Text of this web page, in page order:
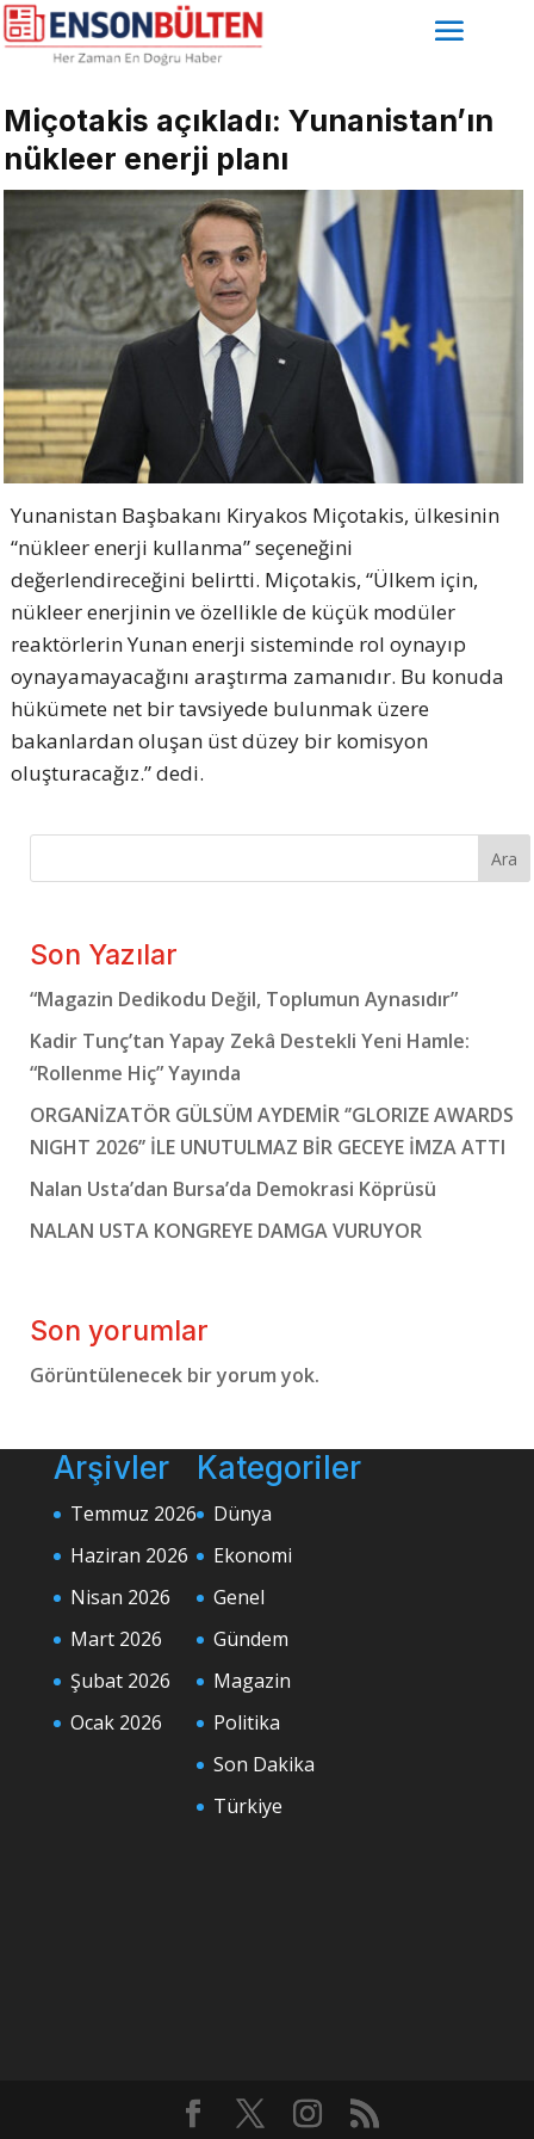
Miçotakis açıkladı: Yunanistan’ın
nükleer enerji planı
Yunanistan Başbakanı Kiryakos Miçotakis, ülkesinin
“nükleer enerji kullanma” seçeneğini
değerlendireceğini belirtti. Miçotakis, “Ülkem için,
nükleer enerjinin ve özellikle de küçük modüler
reaktörlerin Yunan enerji sisteminde rol oynayıp
oynayamayacağını araştırma zamanıdır. Bu konuda
hükümete net bir tavsiyede bulunmak üzere
bakanlardan oluşan üst düzey bir komisyon
oluşturacağız.” dedi.
Ara
Son Yazılar
“Magazin Dedikodu Değil, Toplumun Aynasıdır”
Kadir Tunç’tan Yapay Zekâ Destekli Yeni Hamle:
“Rollenme Hiç” Yayında
ORGANİZATÖR GÜLSÜM AYDEMİR ‘’GLORIZE AWARDS
NIGHT 2026’’ İLE UNUTULMAZ BİR GECEYE İMZA ATTI
Nalan Usta’dan Bursa’da Demokrasi Köprüsü
NALAN USTA KONGREYE DAMGA VURUYOR
Son yorumlar
Görüntülenecek bir yorum yok.
Arşivler
Temmuz 2026
Haziran 2026
Nisan 2026
Mart 2026
Şubat 2026
Ocak 2026
Kategoriler
Dünya
Ekonomi
Genel
Gündem
Magazin
Politika
Son Dakika
Türkiye